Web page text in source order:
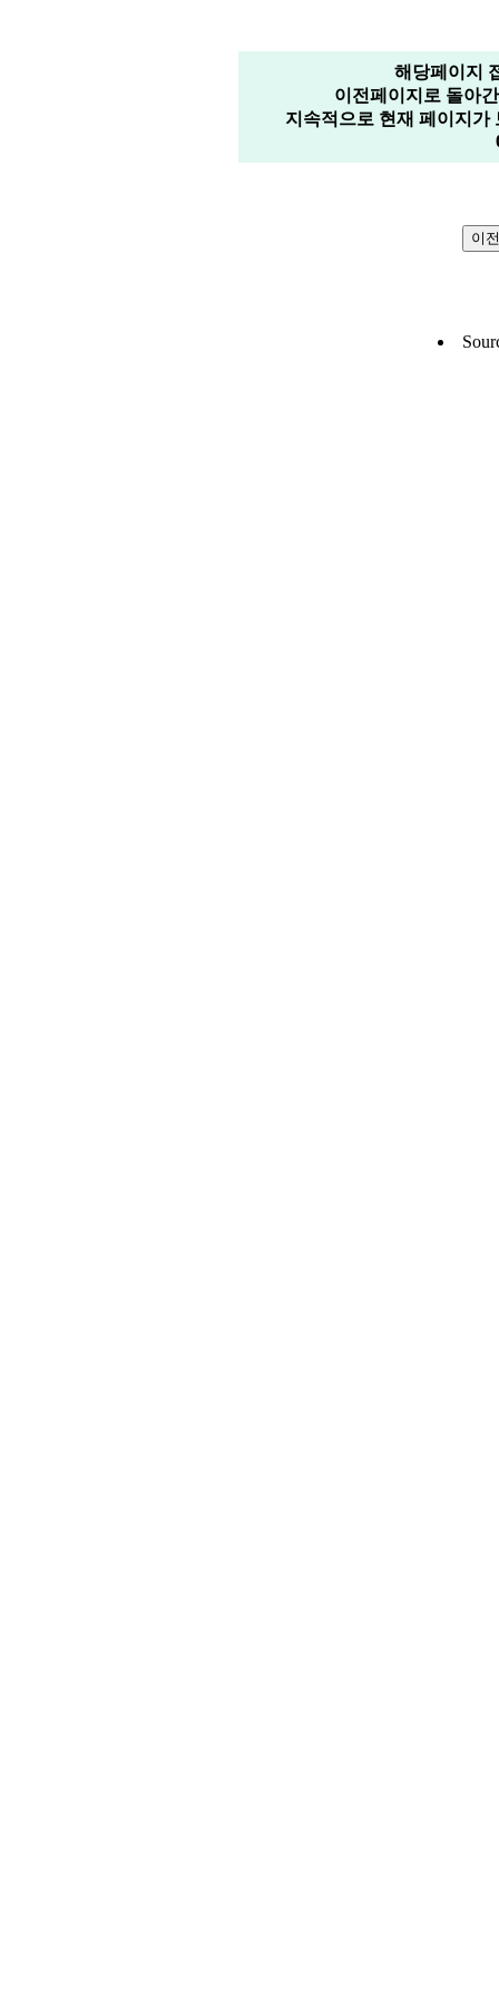
해당페이지
이전페이지로 돌아
지속적으로 현재 페이지가